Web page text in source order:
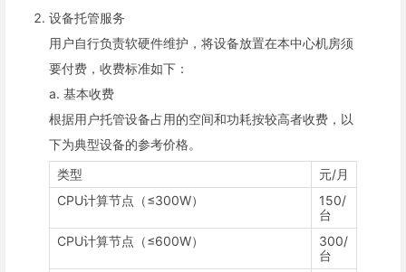
设备托管服务
用户自行负责软硬件维护，将设备放置在本中心机房须
要付费，收费标准如下：
a. 基本收费
根据用户托管设备占用的空间和功耗按较高者收费，以
下为典型设备的参考价格。
类型
元/月
CPU计算节点（≤300W）
150/
台
CPU计算节点（≤600W）
300/
台